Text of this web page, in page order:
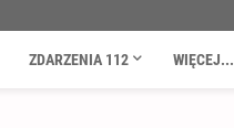
ZDARZENIA 112 WIĘCEJ...